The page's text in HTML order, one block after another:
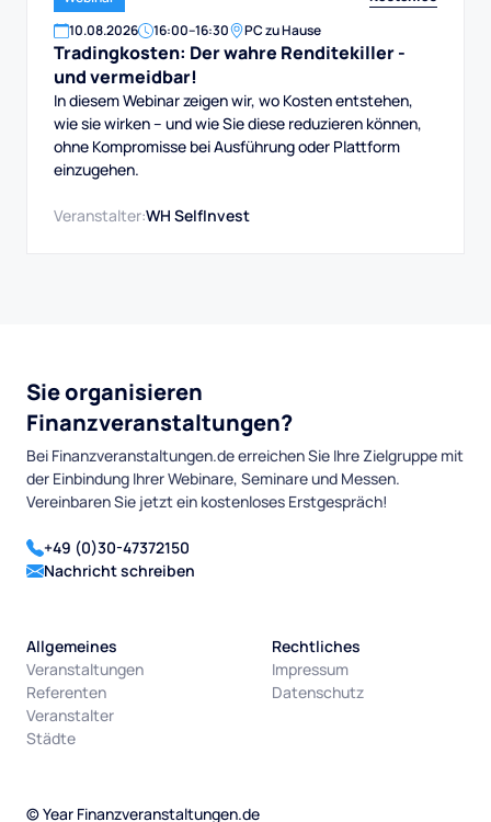
10.08.2026 16:00–16:30 PC zu Hause
Tradingkosten: Der wahre Renditekiller -
und vermeidbar!
In diesem Webinar zeigen wir, wo Kosten entstehen,
wie sie wirken – und wie Sie diese reduzieren können,
ohne Kompromisse bei Ausführung oder Plattform
einzugehen.
Veranstalter:WH SelfInvest
Sie organisieren
Finanzveranstaltungen?
Bei Finanzveranstaltungen.de erreichen Sie Ihre Zielgruppe mit
der Einbindung Ihrer Webinare, Seminare und Messen.
Vereinbaren Sie jetzt ein kostenloses Erstgespräch!
+49 (0)30-47372150
Nachricht schreiben
Allgemeines
Veranstaltungen
Referenten
Veranstalter
Städte
Rechtliches
Impressum
Datenschutz
©Year Finanzveranstaltungen.de